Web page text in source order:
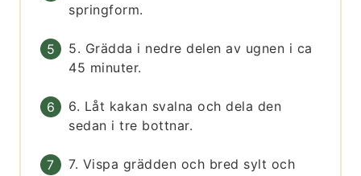
springform.
5. Grädda i nedre delen av ugnen i ca
45 minuter.
6. Låt kakan svalna och dela den
sedan i tre bottnar.
7. Vispa grädden och bred sylt och